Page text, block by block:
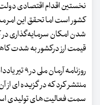
نخستین اقدام اقتصادی دولت
کشور است اما تحقق این امر
شدن امکان سرمایه‌گذاری در
قیمت ارز درکشور به شدت
روزنامه
منتشر کرد که در گزیده ای از
سمت فعالیت‌های تولیدی